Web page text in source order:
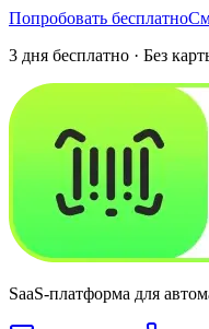
Попробовать бесплатно
3 дня бесплатно · Без
SaaS-платформа для